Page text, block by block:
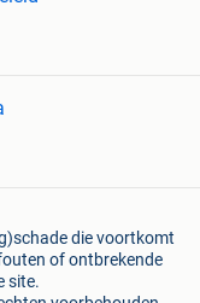
die voortkomt
of ontbrekende
site.